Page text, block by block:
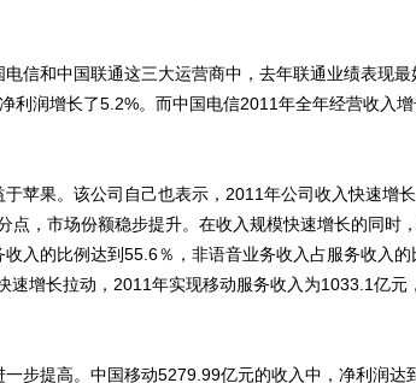
和中国联通这三大运营商中，去年联通业绩表现最
利润增长了5.2%。而中国电信2011年全年经营收入增
果。该公司自己也表示，2011年公司收入快速增
点，市场份额稳步提升。在收入规模快速增长的同时
入的比例达到55.6％，非语音业务收入占服务收入的
速增长拉动，2011年实现移动服务收入为1033.1亿元
提高。中国移动5279.99亿元的收入中，净利润达